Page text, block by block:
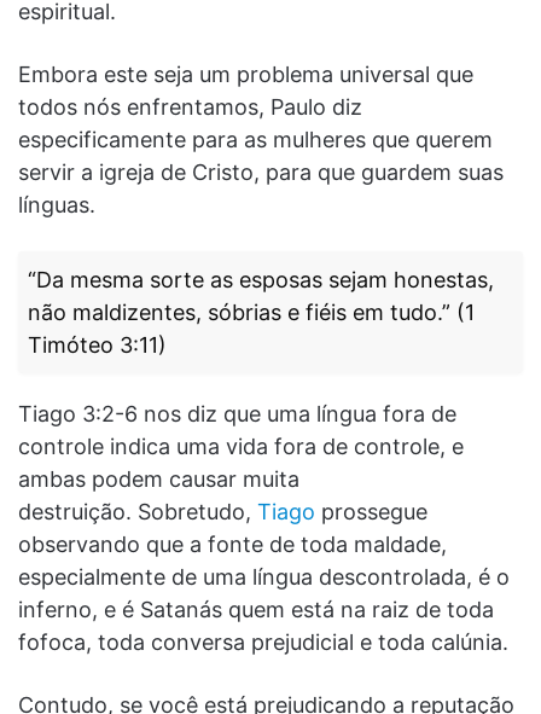
espiritual.
Embora este seja um problema universal que
todos nós enfrentamos, Paulo diz
especificamente para as mulheres que querem
servir a igreja de Cristo, para que guardem suas
línguas.
“Da mesma sorte as esposas sejam honestas,
não maldizentes, sóbrias e fiéis em tudo.” (1
Timóteo 3:11)
Tiago 3:2-6 nos diz que uma língua fora de
controle indica uma vida fora de controle, e
ambas podem causar muita
destruição. Sobretudo, Tiago prossegue
observando que a fonte de toda maldade,
especialmente de uma língua descontrolada, é o
inferno, e é Satanás quem está na raiz de toda
fofoca, toda conversa prejudicial e toda calúnia.
Contudo, se você está prejudicando a reputação